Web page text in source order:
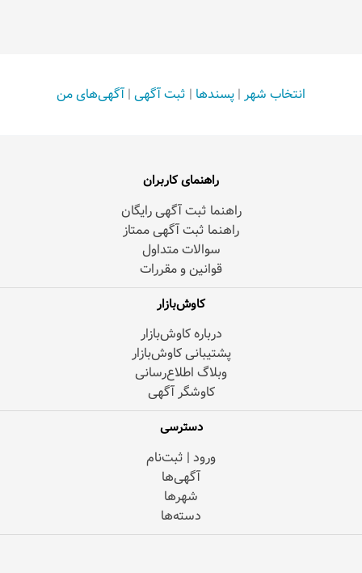
انتخاب شهر | پسندها | ثبت آگهی | آگهی‌های من
راهنمای کاربران
راهنما ثبت آگهی رایگان
راهنما ثبت آگهی ممتاز
سوالات متداول
قوانین و مقررات
کاوش‌بازار
درباره کاوش‌بازار
پشتیبانی کاوش‌بازار
وبلاگ اطلاع‌رسانی
کاوشگر آگهی
دسترسی
ورود | ثبت‌نام
آگهی‌ها
شهرها
دسته‌ها